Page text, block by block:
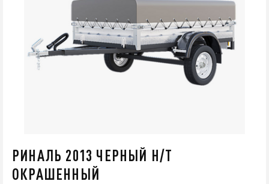
РИНАЛЬ 2013 ЧЕРНЫЙ Н/Т
ОКРАШЕННЫЙ